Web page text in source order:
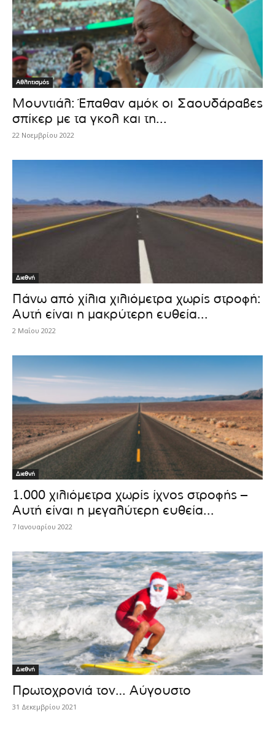
Αθλητισμός
Μουντιάλ: Έπαθαν αμόκ οι Σαουδάραβες
σπίκερ με τα γκολ και τη...
22 Νοεμβρίου 2022
Διεθνή
Πάνω από χίλια χιλιόμετρα χωρίς στροφή:
Αυτή είναι η μακρύτερη ευθεία...
2 Μαΐου 2022
Διεθνή
1.000 χιλιόμετρα χωρίς ίχνος στροφής –
Αυτή είναι η μεγαλύτερη ευθεία...
7 Ιανουαρίου 2022
Διεθνή
Πρωτοχρονιά τον… Αύγουστο
31 Δεκεμβρίου 2021